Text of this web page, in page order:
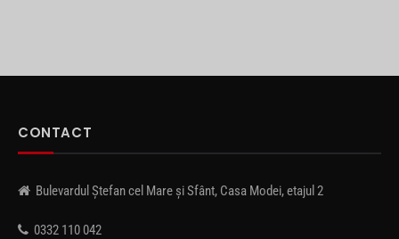
CONTACT
Bulevardul Ștefan cel Mare și Sfânt, Casa Modei, etajul 2
0332 110 042